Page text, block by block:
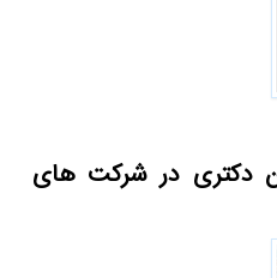
دکتری در شرکت های